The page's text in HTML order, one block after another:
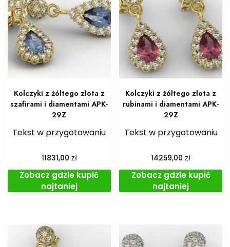
Kolczyki z żółtego złota z
szafirami i diamentami APK-
29Z
Tekst w przygotowaniu
11831,00 zł
Zobacz gdzie kupić
najtaniej
Kolczyki z żółtego złota z
rubinami i diamentami APK-
29Z
Tekst w przygotowaniu
14259,00zł
Zobacz gdzie kupić
najtaniej